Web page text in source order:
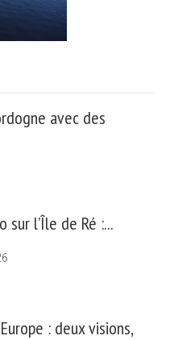
avec des
sur l’Île de Ré :...
: deux visions,